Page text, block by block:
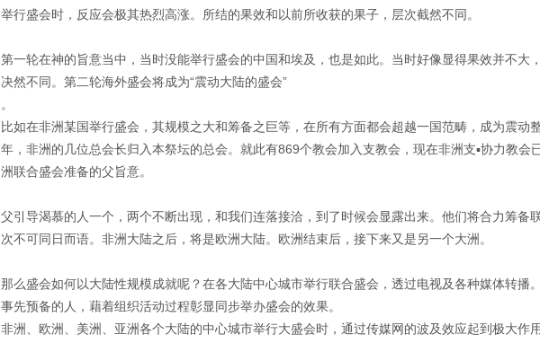
举行盛会时，反应会极其热烈高涨。所结的果效和以前所收获的果子，层次截然不同。
第一轮在神的旨意当中，当时没能举行盛会的中国和埃及，也是如此。当时好像显得果效并不大
决然不同。第二轮海外盛会将成为“震动大陆的盛会”
。
比如在非洲某国举行盛会，其规模之大和筹备之巨等，在所有方面都会超越一国范畴，成为震动
年，非洲的几位总会长归入本祭坛的总会。就此有869个教会加入支教会，现在非洲支▪协力教会
洲联合盛会准备的父旨意。
父引导渴慕的人一个，两个不断出现，和我们连落接洽，到了时候会显露出来。他们将合力筹备
次不可同日而语。非洲大陆之后，将是欧洲大陆。欧洲结束后，接下来又是另一个大洲。
那么盛会如何以大陆性规模成就呢？在各大陆中心城市举行联合盛会，透过电视及各种媒体转播
事先预备的人，藉着组织活动过程彰显同步举办盛会的效果。
非洲、欧洲、美洲、亚洲各个大陆的中心城市举行大盛会时，通过传媒网的波及效应起到极大作用